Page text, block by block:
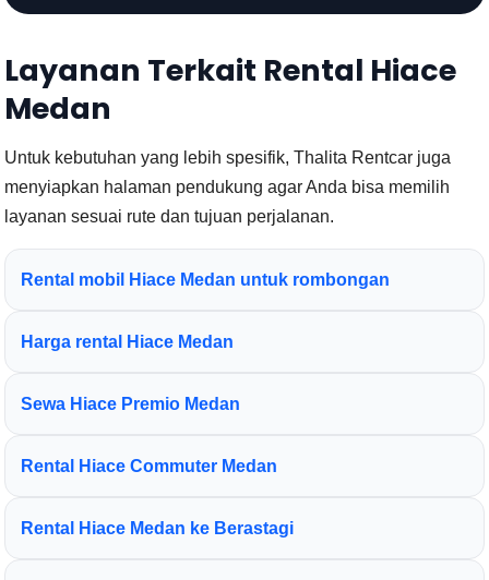
Layanan Terkait Rental Hiace
Medan
Untuk kebutuhan yang lebih spesifik, Thalita Rentcar juga
menyiapkan halaman pendukung agar Anda bisa memilih
layanan sesuai rute dan tujuan perjalanan.
Rental mobil Hiace Medan untuk rombongan
Harga rental Hiace Medan
Sewa Hiace Premio Medan
Rental Hiace Commuter Medan
Rental Hiace Medan ke Berastagi